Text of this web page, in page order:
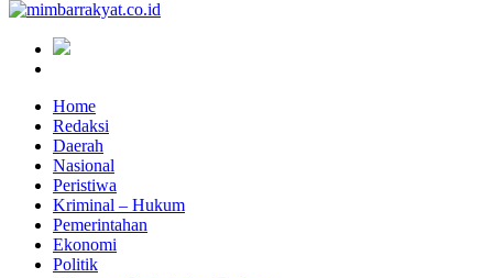
Home
Redaksi
Daerah
Nasional
Peristiwa
Kriminal – Hukum
Pemerintahan
Ekonomi
Politik